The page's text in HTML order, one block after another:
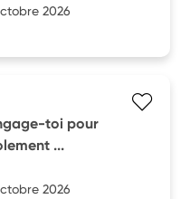
2026
toi pour
...
2026